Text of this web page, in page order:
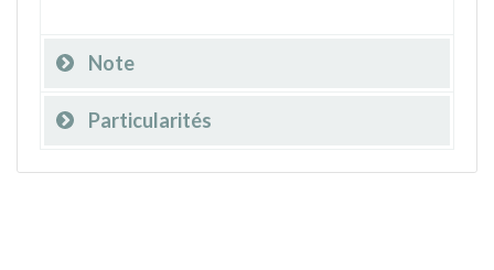
Note
Particularités